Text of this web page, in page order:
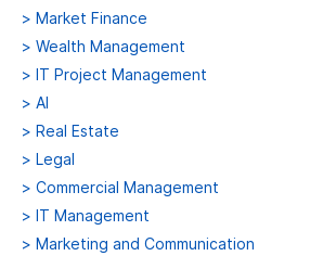
> Market Finance
> Wealth Management
> IT Project Management
> AI
> Real Estate
> Legal
> Commercial Management
> IT Management
> Marketing and Communication